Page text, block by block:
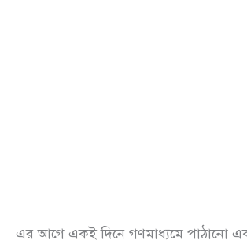
এর আগে একই দিনে গণমাধ্যমে পাঠানো